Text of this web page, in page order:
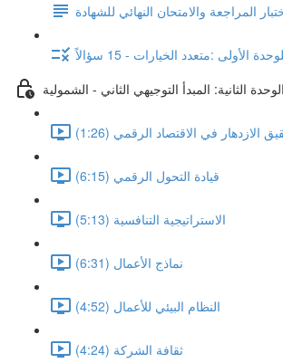
المراجعة والامتحان النهائي للشهادة
الأولى :متعدد الخيارات - 15 سؤالاً
الوحدة الثانية: المبدأ التوجيهي الثاني - الشمولية
الازدهار في الاقتصاد الرقمي (1:26)
قيادة التحول الرقمي (6:15)
الاستراتيجية التنافسية (5:13)
نماذج الأعمال (6:31)
النظام البيئي للأعمال (4:52)
ثقافة الشركة (4:24)